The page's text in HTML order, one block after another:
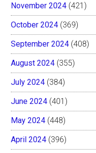
November 2024 (421)
October 2024 (369)
September 2024 (408)
August 2024 (355)
July 2024 (384)
June 2024 (401)
May 2024 (448)
April 2024 (396)